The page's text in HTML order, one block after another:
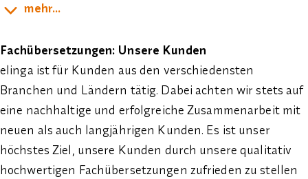
mehr...
Fachübersetzungen: Unsere Kunden
elinga ist für Kunden aus den verschiedensten
Branchen und Ländern tätig. Dabei achten wir stets auf
eine nachhaltige und erfolgreiche Zusammenarbeit mit
neuen als auch langjährigen Kunden. Es ist unser
höchstes Ziel, unsere Kunden durch unsere qualitativ
hochwertigen Fachübersetzungen zufrieden zu stellen